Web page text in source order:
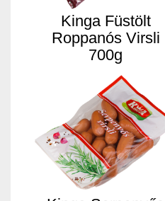
Kinga Füstölt
Roppanós Virsli
700g